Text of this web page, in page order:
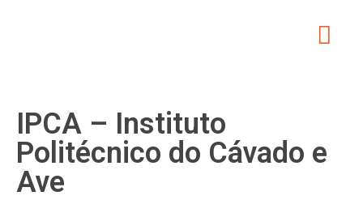
IPCA – Instituto
Politécnico do Cávado e
Ave